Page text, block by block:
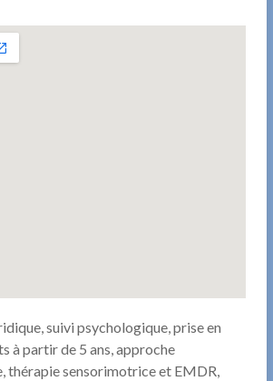
suivi psychologique, prise en
à partir de 5 ans, approche
thérapie sensorimotrice et EMDR,